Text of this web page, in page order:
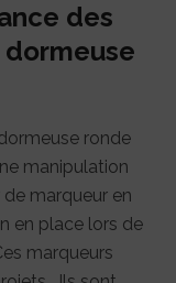
des
ronde
manipulation
marqueur en
en place lors de
marqueurs